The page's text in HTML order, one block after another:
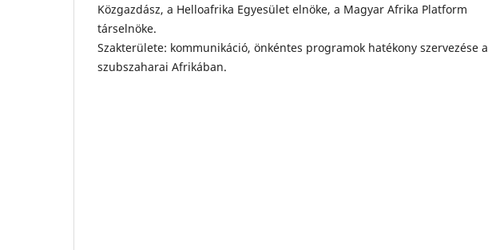
Közgazdász, a Helloafrika Egyesület elnöke, a Magyar Afrika Platform
társelnöke.
Szakterülete: kommunikáció, önkéntes programok hatékony szervezése a
szubszaharai Afrikában.